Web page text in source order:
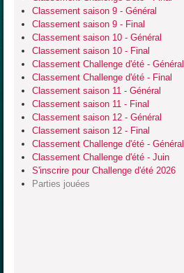
Classement saison 9 - Général
Classement saison 9 - Final
Classement saison 10 - Général
Classement saison 10 - Final
Classement Challenge d'été - Général
Classement Challenge d'été - Final
Classement saison 11 - Général
Classement saison 11 - Final
Classement saison 12 - Général
Classement saison 12 - Final
Classement Challenge d'été - Général
Classement Challenge d'été - Juin
S'inscrire pour Challenge d'été 2026
Parties jouées